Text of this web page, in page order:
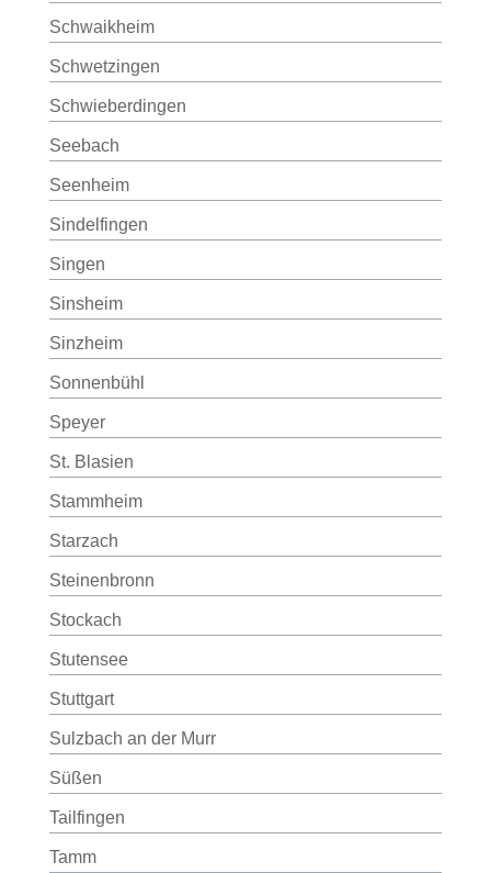
Schwaikheim
Schwetzingen
Schwieberdingen
Seebach
Seenheim
Sindelfingen
Singen
Sinsheim
Sinzheim
Sonnenbühl
Speyer
St. Blasien
Stammheim
Starzach
Steinenbronn
Stockach
Stutensee
Stuttgart
Sulzbach an der Murr
Süßen
Tailfingen
Tamm